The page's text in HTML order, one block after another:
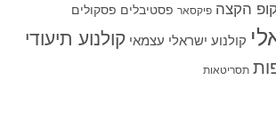
הקצה פיקסאר פסטיבלים פסקולים
קולנוע ישראלי עצמאי קולנוע תיעודי
תסריטאות